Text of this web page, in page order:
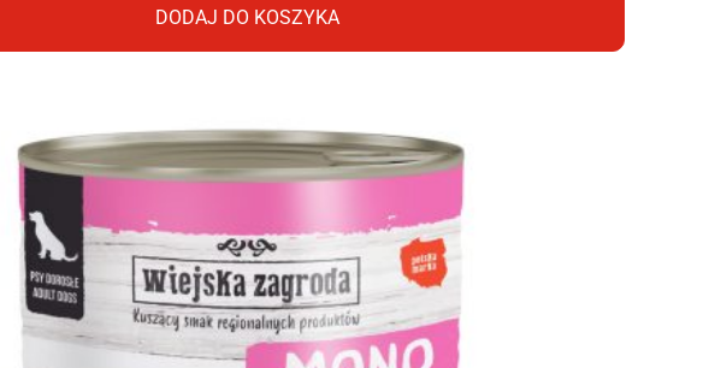
DODAJ DO KOSZYKA